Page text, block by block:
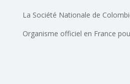
La Société Nationale de
Organisme officiel en France